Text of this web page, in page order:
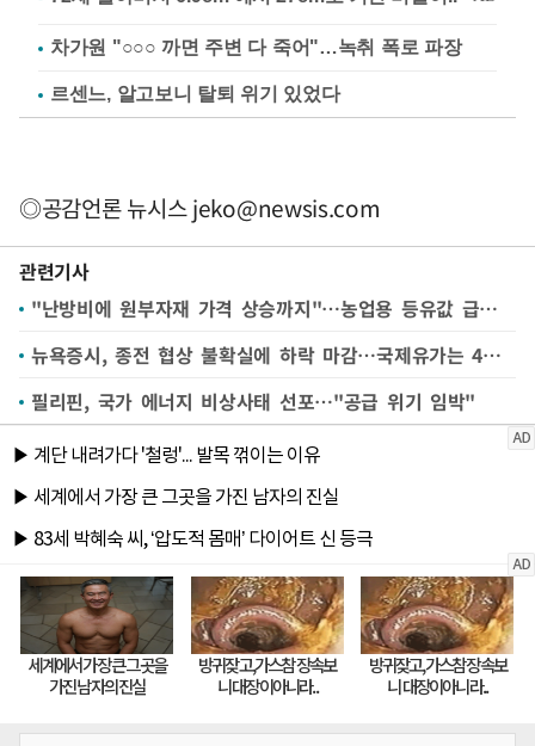
차가원 "○○○ 까면 주변 다 죽어"…녹취 폭로 파장
르센느, 알고보니 탈퇴 위기 있었다
◎공감언론 뉴시스jeko@newsis.com
관련기사
"난방비에 원부자재 가격 상승까지"…농업용 등유값 급등에 화훼농가 '울상'
뉴욕증시, 종전 협상 불확실에 하락 마감…국제유가는 4%↑
필리핀, 국가 에너지 비상사태 선포…"공급 위기 임박"